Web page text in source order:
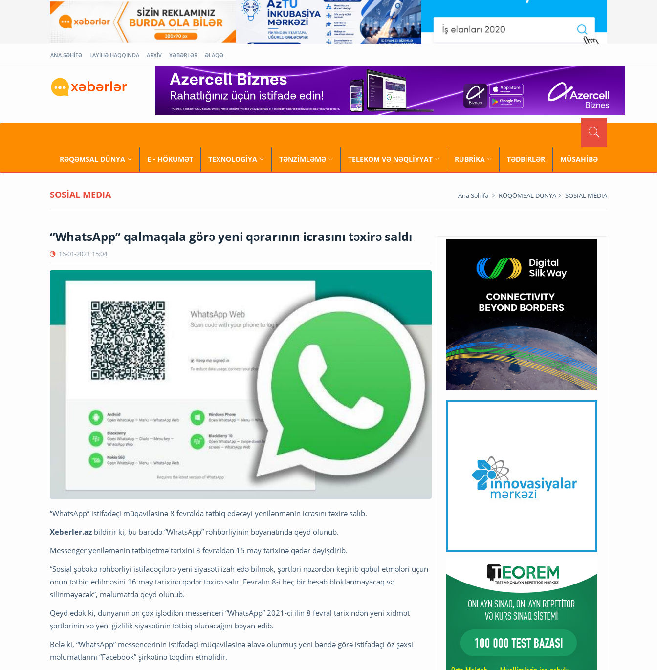
ANA SƏHİFƏ LAYİHƏ HAQQINDA ARXİV XƏBƏRLƏR ƏLAQƏ
RƏQƏMSAL DÜNYA E - HÖKUMƏT TEXNOLOGİYA TƏNZİMLƏMƏ TELEKOM VƏ NƏQLİYYAT RUBRİKA TƏDBİRLƏR MÜSAHİBƏ
SOSİAL MEDIA Ana Səhifə RƏQƏMSAL DÜNYA SOSİAL MEDIA
​​​​​​​“WhatsApp” qalmaqala görə yeni qərarının icrasını təxirə saldı
16-01-2021 15:04
“WhatsApp” istifadəçi müqaviləsinə 8 fevralda tətbiq edəcəyi yenilənmənin icrasını təxirə salıb.
Xeberler.az bildirir ki, bu barədə “WhatsApp” rəhbərliyinin bəyanatında qeyd olunub.
Messenger yeniləmənin tətbiqetmə tarixini 8 fevraldan 15 may tarixinə qədər dəyişdirib.
“Sosial şəbəkə rəhbərliyi istifadəçilərə yeni siyasəti izah edə bilmək, şərtləri nəzərdən keçirib qəbul etmələri üçün
onun tətbiq edilməsini 16 may tarixinə qədər təxirə salır. Fevralın 8-i heç bir hesab bloklanmayacaq və
silinməyəcək”, məlumatda qeyd olunub.
Qeyd edək ki, dünyanın ən çox işlədilən messenceri “WhatsApp” 2021-ci ilin 8 fevral tarixindən yeni xidmət
şərtlərinin və yeni gizlilik siyasətinin tətbiq olunacağını bəyan edib.
Belə ki, “WhatsApp” messencerinin istifadəçi müqaviləsinə əlavə olunmuş yeni bəndə görə istifadəçi öz şəxsi
məlumatlarını “Facebook” şirkətinə təqdim etməlidir.